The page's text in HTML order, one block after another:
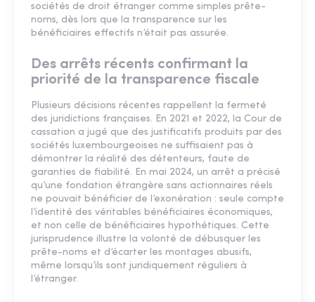
sociétés de droit étranger comme simples prête-
noms, dès lors que la transparence sur les
bénéficiaires effectifs n’était pas assurée.
Des arrêts récents confirmant la
priorité de la transparence fiscale
Plusieurs décisions récentes rappellent la fermeté
des juridictions françaises. En 2021 et 2022, la Cour de
cassation a jugé que des justificatifs produits par des
sociétés luxembourgeoises ne suffisaient pas à
démontrer la réalité des détenteurs, faute de
garanties de fiabilité. En mai 2024, un arrêt a précisé
qu’une fondation étrangère sans actionnaires réels
ne pouvait bénéficier de l’exonération : seule compte
l’identité des véritables bénéficiaires économiques,
et non celle de bénéficiaires hypothétiques. Cette
jurisprudence illustre la volonté de débusquer les
prête-noms et d’écarter les montages abusifs,
même lorsqu’ils sont juridiquement réguliers à
l’étranger.